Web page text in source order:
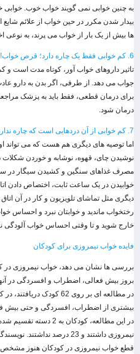
به چنین خوابی نمی گویند خواب خوب.
بیدار شدن مکرر در حین خواب از علائم
ها بیش از یک بار از خواب می پرند، به نوعی
6. کم خوابی فقط یک چاره دارد؛ قرص خواب!
تاثیر داروهای خواب آور، کوتاه مدت است و
جواب می دهد. از طرفی، اگر بدن به دارو
برای درمان قطعی، فقط باید به پزشک
درمان شود.
7. کم خوابی از آن دردهایی است که چاره ندارد و باید با آن ساخت!
اما توصیه های دیگری هم هست که می تواند
نوشیدن چای، قهوه، نوشابه و خوردن شکلات
مصرف غذاهای سنگین و کشیدن سیگار در
خوابیدن در یک ساعت ثابت، اختصاص دادن
دیگری مثل تماشای تلویزیون و کار در آن
رختخواب ماندید و خوابتان نبرد و احساس
خارج شوید و تا وقتی احساس خواب آلودگی
فایده خواب نیمروزی برای کودکان
بروز بیش فعالی، اضطراب و افسردگی در
در مطالعه ای بر روی 62
بیشتری از اضطراب، افسردگی و حتی بیش
نیمروزی داشتند و 23 درصد
قطع خواب نیمروزی در کودکان هنوز مشخص